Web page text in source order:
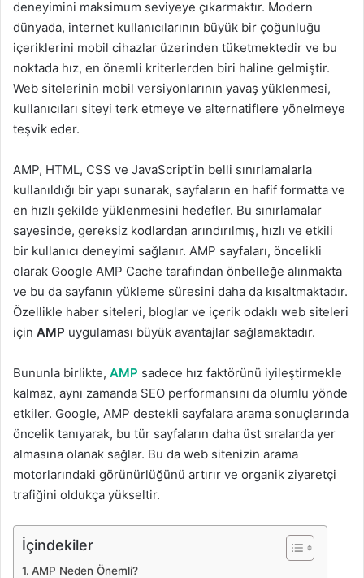
deneyimini maksimum seviyeye çıkarmaktır. Modern
dünyada, internet kullanıcılarının büyük bir çoğunluğu
içeriklerini mobil cihazlar üzerinden tüketmektedir ve bu
noktada hız, en önemli kriterlerden biri haline gelmiştir.
Web sitelerinin mobil versiyonlarının yavaş yüklenmesi,
kullanıcıları siteyi terk etmeye ve alternatiflere yönelmeye
teşvik eder.
AMP, HTML, CSS ve JavaScript’in belli sınırlamalarla
kullanıldığı bir yapı sunarak, sayfaların en hafif formatta ve
en hızlı şekilde yüklenmesini hedefler. Bu sınırlamalar
sayesinde, gereksiz kodlardan arındırılmış, hızlı ve etkili
bir kullanıcı deneyimi sağlanır. AMP sayfaları, öncelikli
olarak Google AMP Cache tarafından önbelleğe alınmakta
ve bu da sayfanın yükleme süresini daha da kısaltmaktadır.
Özellikle haber siteleri, bloglar ve içerik odaklı web siteleri
için AMP uygulaması büyük avantajlar sağlamaktadır.
Bununla birlikte, AMP sadece hız faktörünü iyileştirmekle
kalmaz, aynı zamanda SEO performansını da olumlu yönde
etkiler. Google, AMP destekli sayfalara arama sonuçlarında
öncelik tanıyarak, bu tür sayfaların daha üst sıralarda yer
almasına olanak sağlar. Bu da web sitenizin arama
motorlarındaki görünürlüğünü artırır ve organik ziyaretçi
trafiğini oldukça yükseltir.
İçindekiler
AMP Neden Önemli?